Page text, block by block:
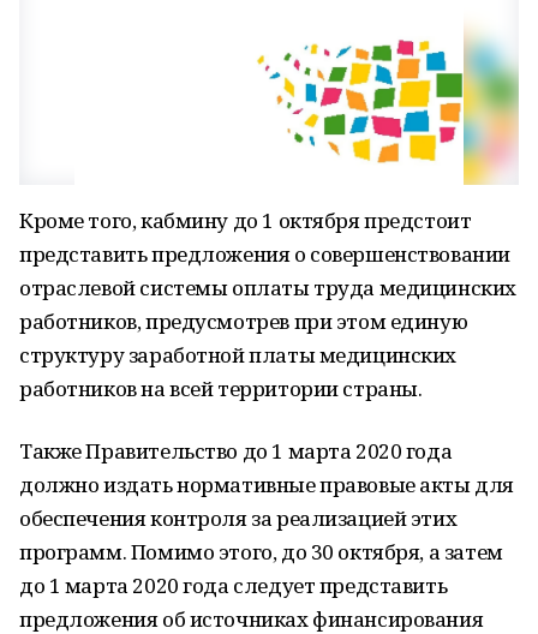
Кроме того, кабмину до 1 октября предстоит
представить предложения о совершенствовании
отраслевой системы оплаты труда медицинских
работников, предусмотрев при этом единую
структуру заработной платы медицинских
работников на всей территории страны.
Также Правительство до 1 марта 2020 года
должно издать нормативные правовые акты для
обеспечения контроля за реализацией этих
программ. Помимо этого, до 30 октября, а затем
до 1 марта 2020 года следует представить
предложения об источниках финансирования